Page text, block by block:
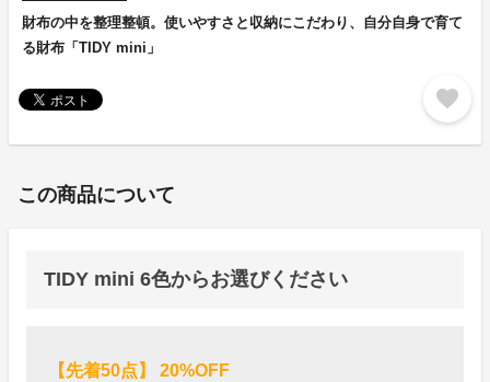
財布の中を整理整頓。使いやすさと収納にこだわり、自分自身で育て
る財布「TIDY mini」
favorite
この商品について
TIDY mini 6色からお選びください
【先着50点】 20%OFF